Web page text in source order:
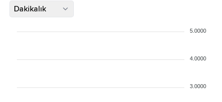
Dakikalık
5.0000
4.0000
3.0000